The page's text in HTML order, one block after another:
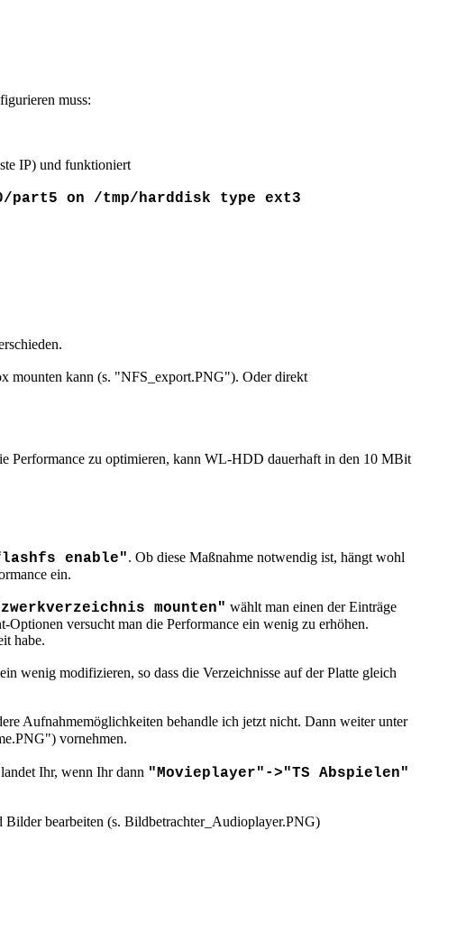
muss:
IP) und funktioniert
part5 on /tmp/harddisk type ext3
mounten kann (s. "NFS_export.PNG"). Oder direkt
Performance zu optimieren, kann WL-HDD dauerhaft in den 10 MBit
enable". Ob diese Maßnahme notwendig ist, hängt wohl
ein.
mounten" wählt man einen der Einträge
versucht man die Performance ein wenig zu erhöhen.
habe.
wenig modifizieren, so dass die Verzeichnisse auf der Platte gleich
Aufnahmemöglichkeiten behandle ich jetzt nicht. Dann weiter unter
vornehmen.
Ihr, wenn Ihr dann "Movieplayer"->"TS Abspielen"
Bilder bearbeiten (s. Bildbetrachter_Audioplayer.PNG)